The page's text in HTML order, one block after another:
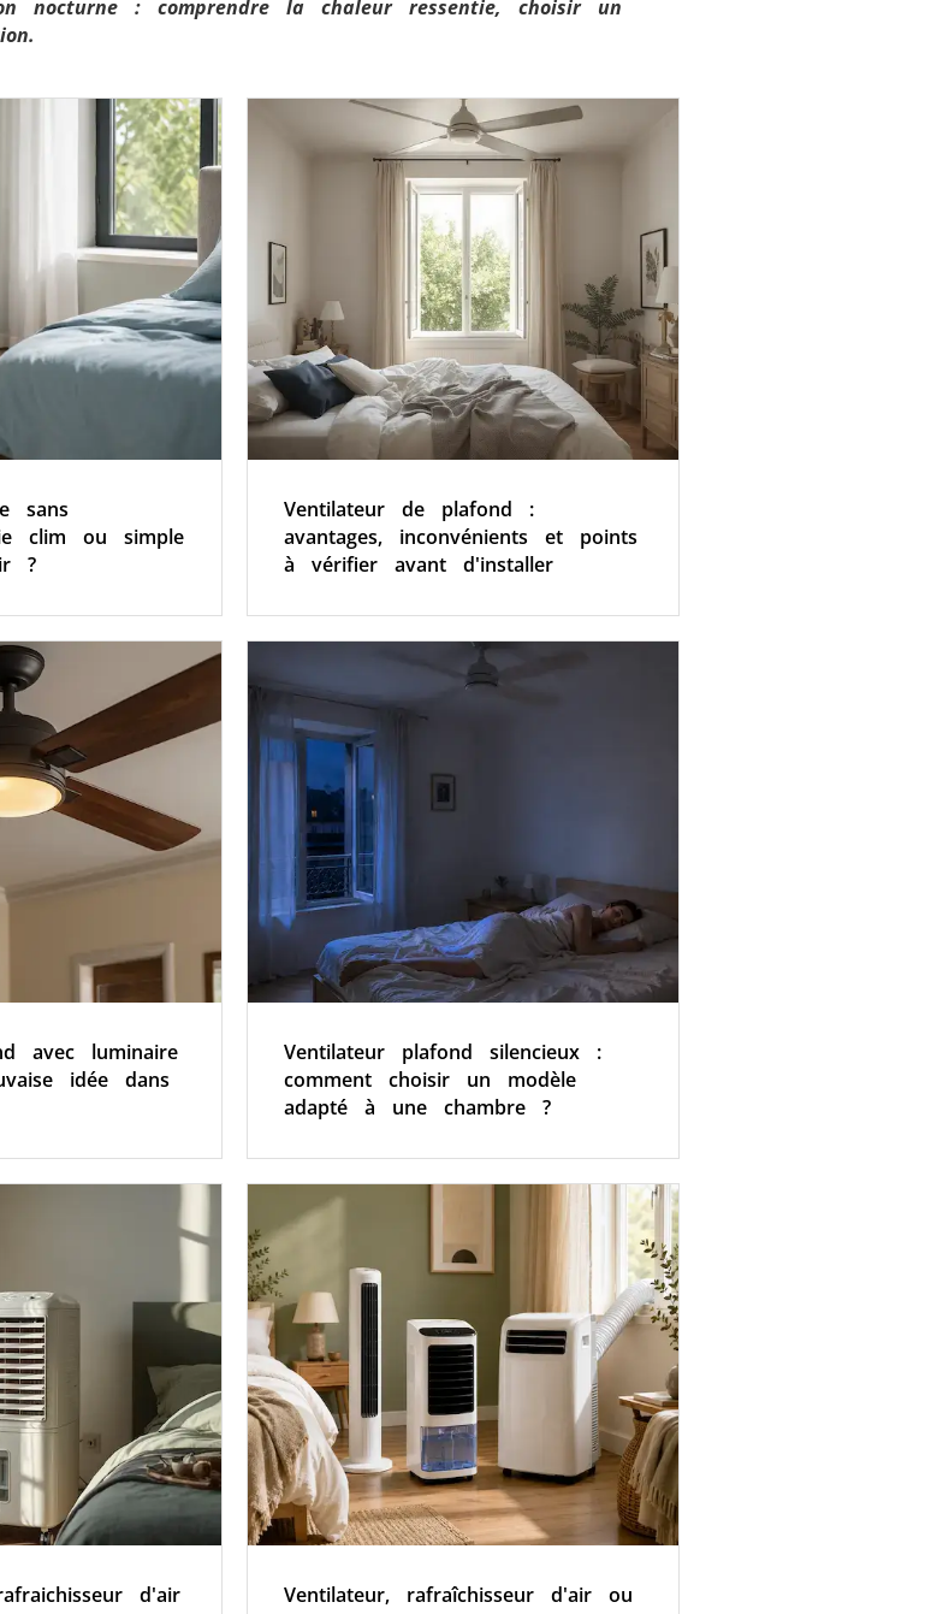
nocturne : comprendre la chaleur ressentie, choisir un
sans
clim ou simple
?
Ventilateur de plafond :
avantages, inconvénients et points
à vérifier avant d'installer
avec luminaire
idée dans
Ventilateur plafond silencieux :
comment choisir un modèle
adapté à une chambre ?
d'air
Ventilateur, rafraîchisseur d'air ou